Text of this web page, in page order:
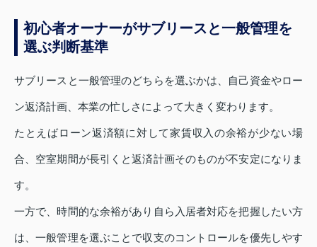
初心者オーナーがサブリースと一般管理を
選ぶ判断基準
サブリースと一般管理のどちらを選ぶかは、自己資金やロー
ン返済計画、本業の忙しさによって大きく変わります。
たとえばローン返済額に対して家賃収入の余裕が少ない場
合、空室期間が長引くと返済計画そのものが不安定になりま
す。
一方で、時間的な余裕があり自ら入居者対応を把握したい方
は、一般管理を選ぶことで収支のコントロールを優先しやす